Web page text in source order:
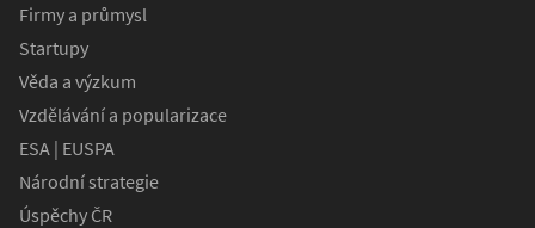
Firmy a průmysl
Startupy
Věda a výzkum
Vzdělávání a popularizace
ESA | EUSPA
Národní strategie
Úspěchy ČR